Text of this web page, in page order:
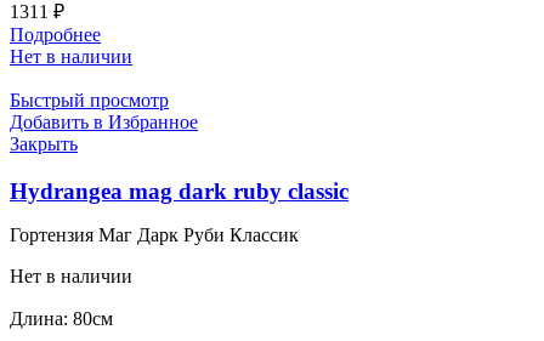
1311 ₽
Подробнее
Нет в наличии
Быстрый просмотр
Добавить в Избранное
Закрыть
Hydrangea mag dark ruby classic
Гортензия Маг Дарк Руби Классик
Нет в наличии
Длина: 80см